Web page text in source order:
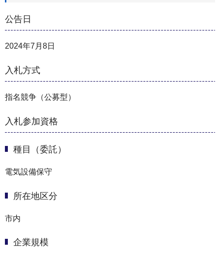
公告日
2024年7月8日
入札方式
指名競争（公募型）
入札参加資格
種目（委託）
電気設備保守
所在地区分
市内
企業規模